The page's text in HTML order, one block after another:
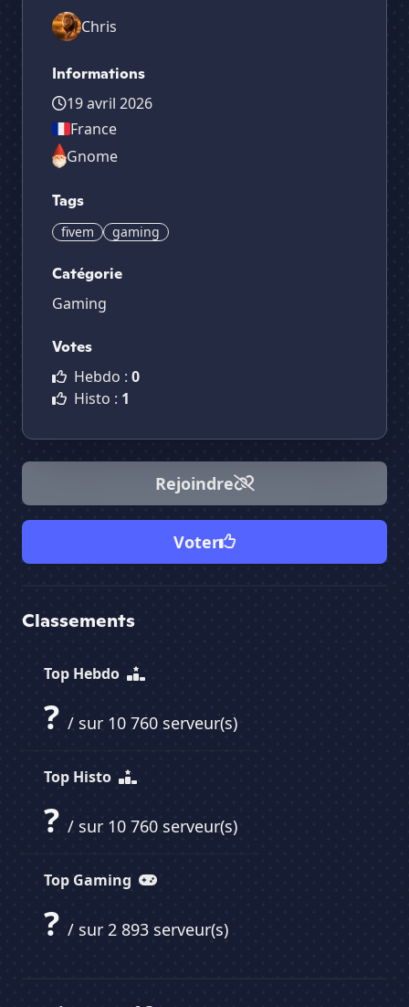
Chris
Informations
19 avril 2026
France
Gnome
Tags
fivem gaming
Catégorie
Gaming
Votes
Hebdo : 0
Histo : 1
Rejoindre
Voter
Classements
Top Hebdo
? / sur 10 760 serveur(s)
Top Histo
? / sur 10 760 serveur(s)
Top Gaming
? / sur 2 893 serveur(s)